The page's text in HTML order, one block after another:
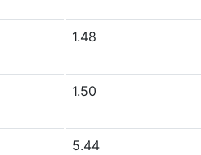
1.48
1.50
5.44